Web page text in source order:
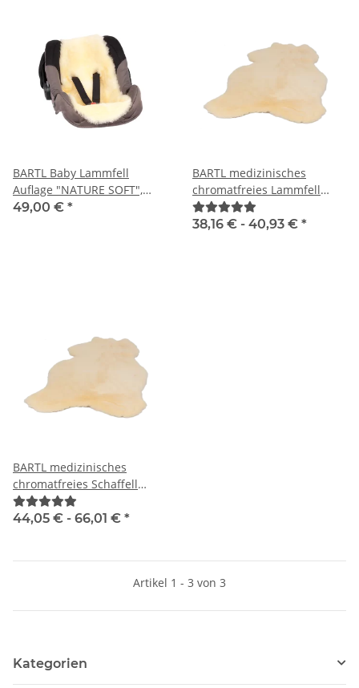
BARTL Baby Lammfell
Auflage "NATURE SOFT",
medizinisch
49,00 € *
BARTL medizinisches
chromatfreies Lammfell
"BABY"
38,16 € - 40,93 € *
BARTL medizinisches
chromatfreies Schaffell
"ADULT"
44,05 € - 66,01 € *
Artikel 1 - 3 von 3
Kategorien